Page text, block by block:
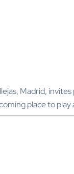
Madrid,
place to